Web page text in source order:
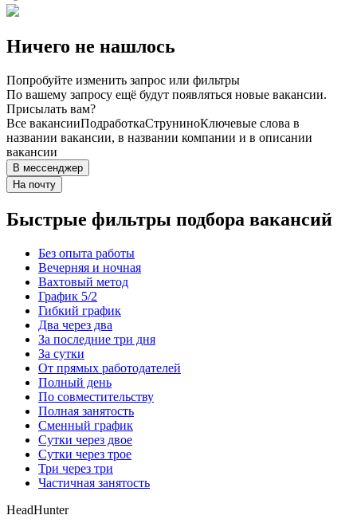
Ничего не нашлось
Попробуйте изменить запрос или фильтры
По вашему запросу ещё будут появляться новые вакансии.
Присылать вам?
Все вакансииПодработкаСтруниноКлючевые слова в
названии вакансии, в названии компании и в описании
вакансии
В мессенджер
На почту
Быстрые фильтры подбора вакансий
Без опыта работы
Вечерняя и ночная
Вахтовый метод
График 5/2
Гибкий график
Два через два
За последние три дня
За сутки
От прямых работодателей
Полный день
По совместительству
Полная занятость
Сменный график
Сутки через двое
Сутки через трое
Три через три
Частичная занятость
HeadHunter